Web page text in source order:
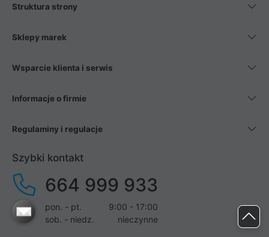
Struktura strony
Sklepy marek
Wsparcie klienta i serwis
Informacje o firmie
Regulaminy i regulacje
Szybki kontakt
664 999 933
pon. - pt.
9:00 - 17:00
sob. - niedz.
nieczynne